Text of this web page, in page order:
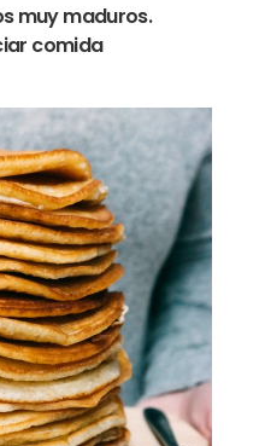
muy maduros.
comida